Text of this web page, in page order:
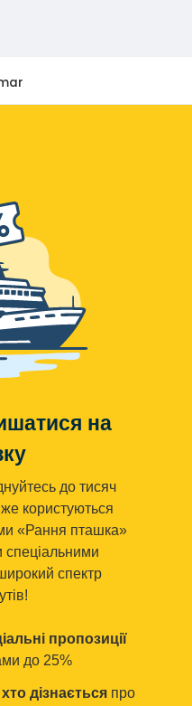
на
до тисяч
користуються
«Рання пташка»
спеціальними
спектр
пропозиції
до 25%
дізнається про